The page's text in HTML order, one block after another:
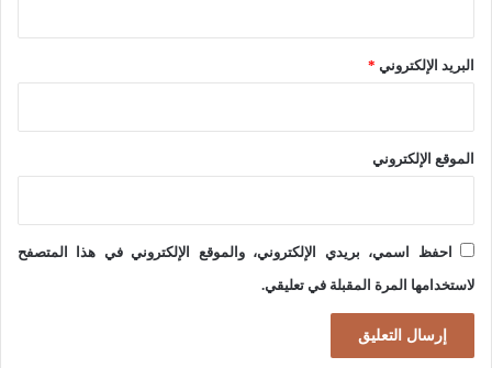
أ
إ
ل
ا
ل
ت
ع
ر
ل
إ
ي
ر
البريد الإلكتروني *
الموقع الإلكتروني
احفظ اسمي، بريدي الإلكتروني، والموقع الإلكتروني في هذا المتصفح
لاستخدامها المرة المقبلة في تعليقي.